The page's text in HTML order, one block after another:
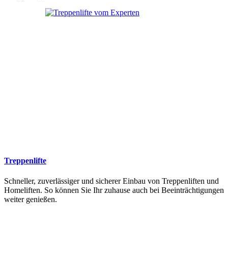
Treppenlifte
Schneller, zuverlässiger und sicherer Einbau von Treppenliften und
Homeliften. So können Sie Ihr zuhause auch bei Beeinträchtigungen
weiter genießen.